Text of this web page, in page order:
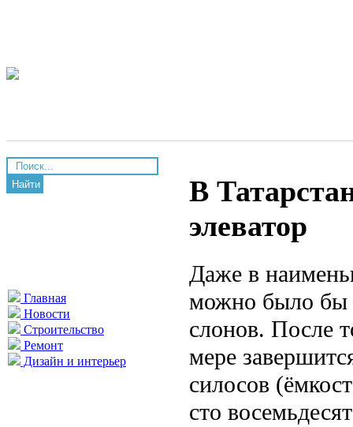
Найти
Главная
Новости
Строительство
Ремонт
Дизайн и интерьер
В
элеватор
Даже в
можно было бы
слонов. После
мере
силосов
сто